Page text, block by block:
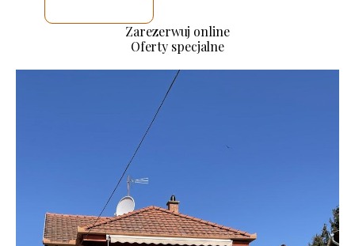
Zarezerwuj online
Oferty specjalne